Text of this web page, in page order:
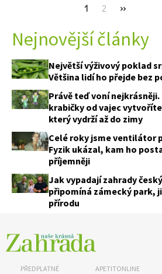
Current
1 Page
2
Next
››
Nejnovější články
Největší výživový poklad
Většina lidí ho přejde bez
Právě teď voní nejkrásněji.
krabičky od vajec
který vydrží až do zimy
Celé roky jsme ventilátor
Fyzik ukázal, kam ho
příjemněji
Jak vypadají zahrady
připomíná zámecký park,
přírodu
PŘEDPLATNÉ
APETITONLINE